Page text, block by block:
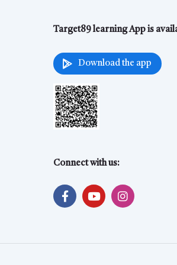
Target89 learning App is
Download the app
Connect with us: